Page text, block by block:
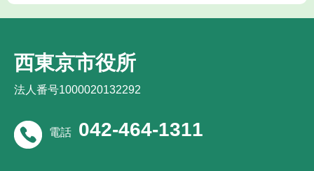
西東京市役所
法人番号1000020132292
電話 042-464-1311